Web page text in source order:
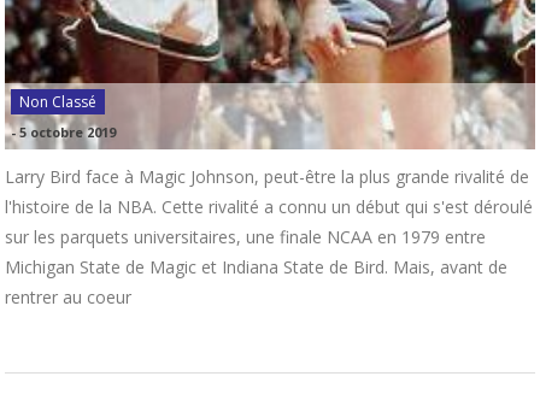
Non Classé
-5 octobre 2019
Larry Bird face à Magic Johnson, peut-être la plus grande rivalité de
l'histoire de la NBA. Cette rivalité a connu un début qui s'est déroulé
sur les parquets universitaires, une finale NCAA en 1979 entre
Michigan State de Magic et Indiana State de Bird. Mais, avant de
rentrer au coeur